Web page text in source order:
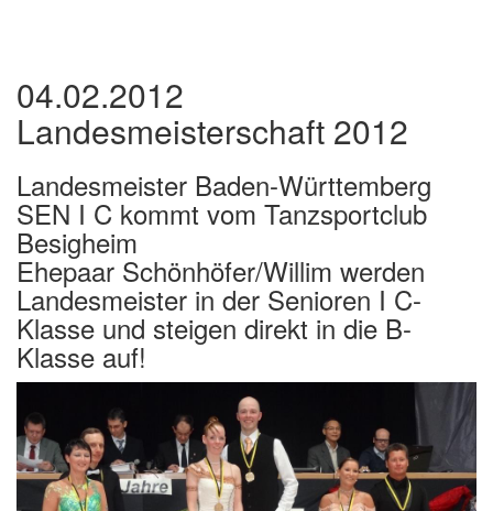
04.02.2012
Landesmeisterschaft 2012
Landesmeister Baden-Württemberg
SEN I C kommt vom Tanzsportclub
Besigheim
Ehepaar Schönhöfer/Willim werden
Landesmeister in der Senioren I C-
Klasse und steigen direkt in die B-
Klasse auf!